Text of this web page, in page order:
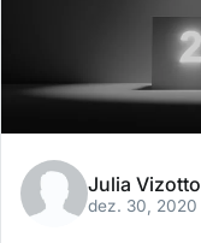
Julia Vizotto
dez. 30, 2020